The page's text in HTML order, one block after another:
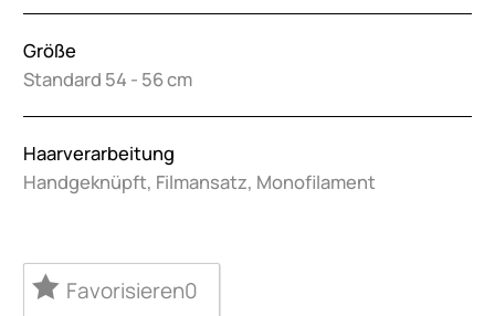
Größe
Standard 54 - 56 cm
Haarverarbeitung
Handgeknüpft, Filmansatz, Monofilament
Favorisieren0